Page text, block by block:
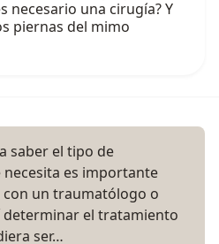
necesario una cirugía? Y
piernas del mimo
saber el tipo de
es importante
un traumatólogo o
el tratamiento
ser…